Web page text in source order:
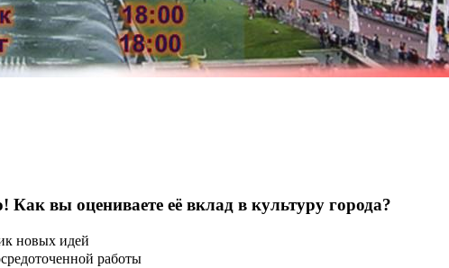
вы оцениваете её вклад в культуру города?
новых идей
работы